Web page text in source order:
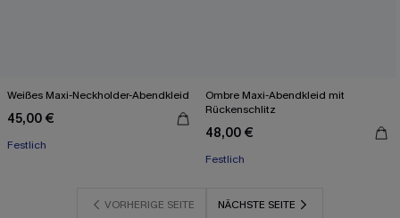
Weißes Maxi-Neckholder-Abendkleid
45,00 €
Festlich
Ombre Maxi-Abendkleid mit
Rückenschlitz
48,00 €
Festlich
VORHERIGE SEITE NÄCHSTE SEITE